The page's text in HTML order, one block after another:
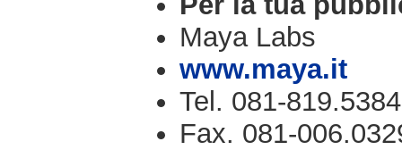
Maya Labs
www.maya.it
Tel. 081-819.5384
Fax. 081-